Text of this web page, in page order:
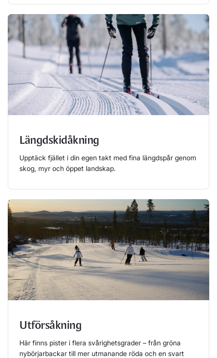
Längdskidåkning
Upptäck fjället i din egen takt med fina längdspår genom
skog, myr och öppet landskap.
Utförsåkning
Här finns pister i flera svårighetsgrader – från gröna
nybörjarbackar till mer utmanande röda och en svart